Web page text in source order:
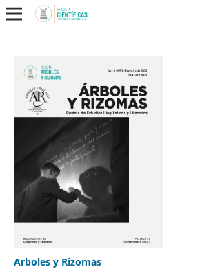
Arboles y Rizomas